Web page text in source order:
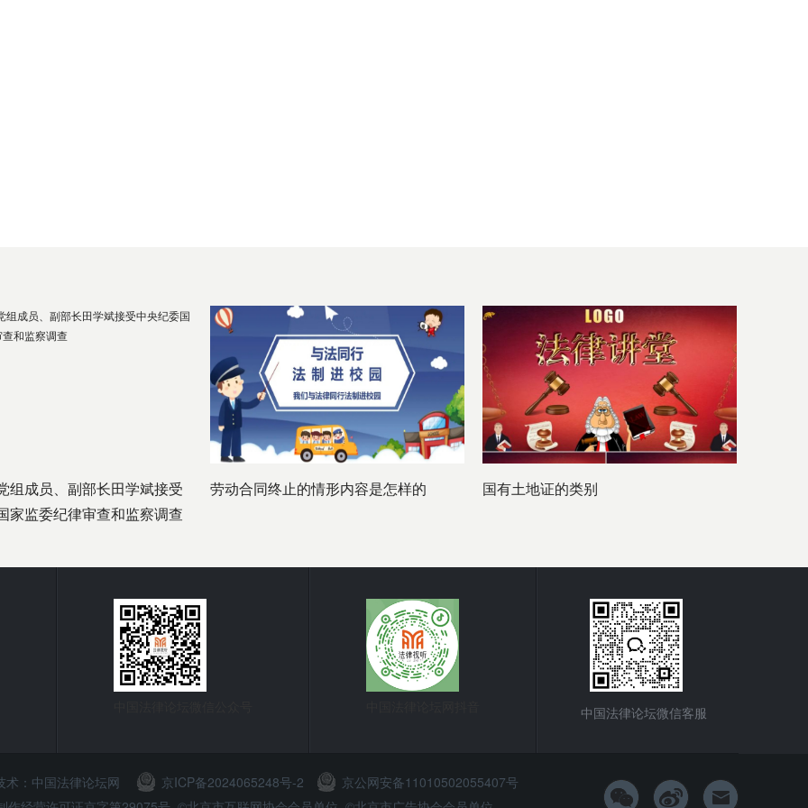
组成员、副部长田学斌接受
家监委纪律审查和监察调查
劳动合同终止的情形内容是怎样的 国有土地证的类别
中国法律论坛微信客服
： 中国法律论坛网 京ICP备2024065248号-2
京公网安备11010502055407号